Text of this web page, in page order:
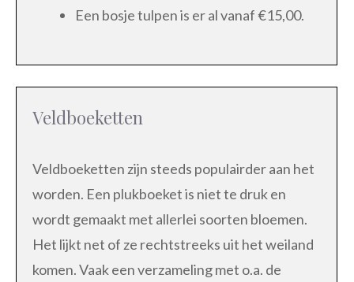
Een bosje tulpen is er al vanaf €15,00.
Veldboeketten
Veldboeketten zijn steeds populairder aan het
worden. Een plukboeket is niet te druk en
wordt gemaakt met allerlei soorten bloemen.
Het lijkt net of ze rechtstreeks uit het weiland
komen. Vaak een verzameling met o.a. de